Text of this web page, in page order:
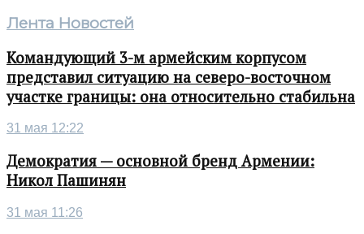
Лента Новостей
Командующий 3-м армейским корпусом
представил ситуацию на северо-восточном
участке границы: она относительно стабильна
31 мая 12:22
Демократия — основной бренд Армении:
Никол Пашинян
31 мая 11:26